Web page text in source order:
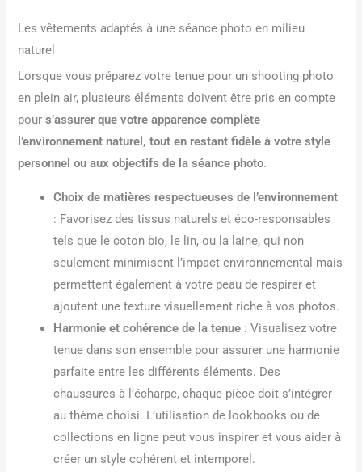
Les vêtements adaptés à une séance photo en milieu
naturel
Lorsque vous préparez votre tenue pour un shooting photo
en plein air, plusieurs éléments doivent être pris en compte
pours’assurer que votre apparence complète
l’environnement naturel, tout en restant fidèle à votre style
personnel ou aux objectifs de la séance photo.
Choix de matières respectueuses de l’environnement
: Favorisez des tissus naturels et éco-responsables
tels que le coton bio, le lin, ou la laine, qui non
seulement minimisent l’impact environnemental mais
permettent également à votre peau de respirer et
ajoutent une texture visuellement riche à vos photos.
Harmonie et cohérence de la tenue : Visualisez votre
tenue dans son ensemble pour assurer une harmonie
parfaite entre les différents éléments. Des
chaussures à l’écharpe, chaque pièce doit s’intégrer
au thème choisi. L’utilisation de lookbooks ou de
collections en ligne peut vous inspirer et vous aider à
créer un style cohérent et intemporel.